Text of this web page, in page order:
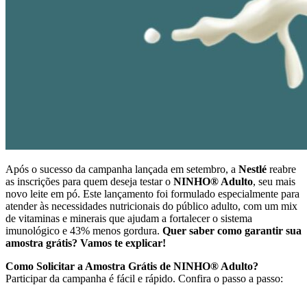
Após o sucesso da campanha lançada em setembro, a Nestlé reabre
as inscrições para quem deseja testar o NINHO® Adulto, seu mais
novo leite em pó. Este lançamento foi formulado especialmente para
atender às necessidades nutricionais do público adulto, com um mix
de vitaminas e minerais que ajudam a fortalecer o sistema
imunológico e 43% menos gordura. Quer saber como garantir sua
amostra grátis? Vamos te explicar!
Como Solicitar a Amostra Grátis de NINHO® Adulto?
Participar da campanha é fácil e rápido. Confira o passo a passo: